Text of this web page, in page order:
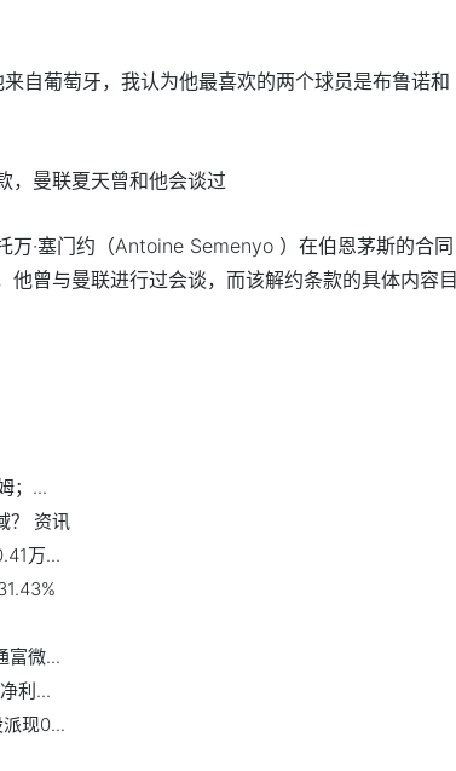
自葡萄牙，我认为他最喜欢的两个球员是布鲁诺和
，曼联夏天曾和他会谈过
万·塞门约（Antoine Semenyo ）在伯恩茅斯的合同
他曾与曼联进行过会谈，而该解约条款的具体内容目
；...
？ 资讯
万...
富微...
利...
现0...